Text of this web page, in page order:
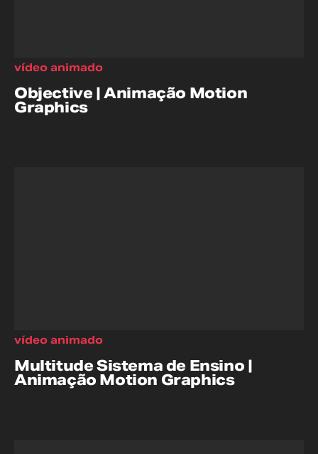
Objective | Animação Motion
Graphics
vídeo animado
Multitude Sistema de Ensino |
Animação Motion Graphics
vídeo animado